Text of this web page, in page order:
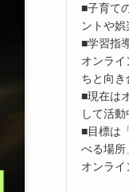
■子育て
ントや
■学習指
オンライ
ちと向き
■現在は
して活動
■目標は
べる場所
オンライ